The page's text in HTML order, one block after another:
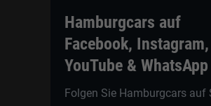
Hamburgcars auf
Facebook, Instagram,
YouTube & WhatsApp
Folgen Sie Hamburgcars auf